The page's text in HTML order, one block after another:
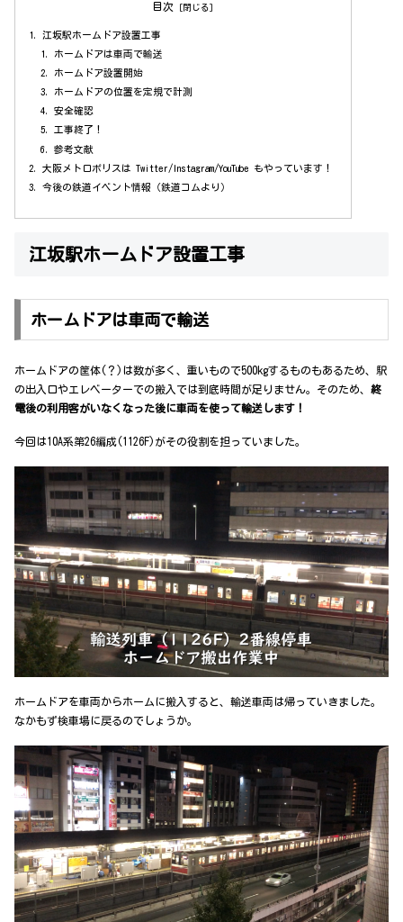
目次
江坂駅ホームドア設置工事
ホームドアは車両で輸送
ホームドア設置開始
ホームドアの位置を定規で計測
安全確認
工事終了！
参考文献
大阪メトロポリスは Twitter/Instagram/YouTube もやっています！
今後の鉄道イベント情報（鉄道コムより）
江坂駅ホームドア設置工事
ホームドアは車両で輸送
ホームドアの筐体(？)は数が多く、重いもので500kgするものもあるため、駅
の出入口やエレベーターでの搬入では到底時間が足りません。そのため、 終
電後の利用客がいなくなった後に車両を使って輸送します！
今回は10A系第26編成(1126F)がその役割を担っていました。
ホームドアを車両からホームに搬入すると、輸送車両は帰っていきました。
なかもず検車場に戻るのでしょうか。